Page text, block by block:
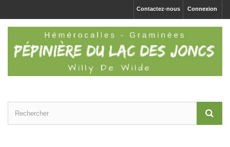
Connexion
Contactez-nous